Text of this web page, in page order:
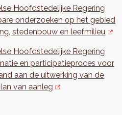
Hoofdstedelijke Regering
onderzoeken op het gebied
stedenbouw en leefmilieu
Hoofdstedelijke Regering
en participatieproces voor
aan de uitwerking van de
van aanleg